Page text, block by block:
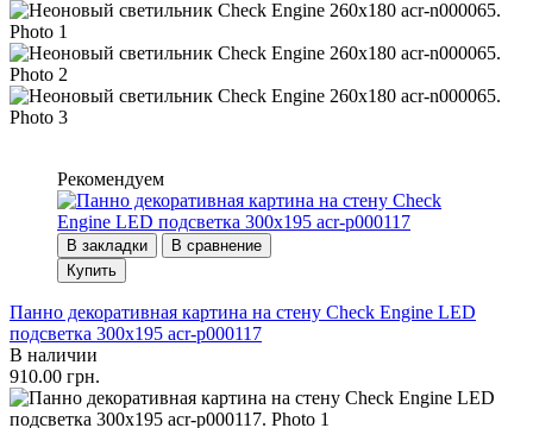
Рекомендуем
В закладки
В сравнение
Купить
Панно декоративная картина на стену Check Engine LED
подсветка 300х195 acr-p000117
В наличии
910.00 грн.